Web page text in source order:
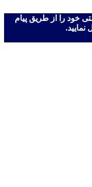
خود را از طریق پیام